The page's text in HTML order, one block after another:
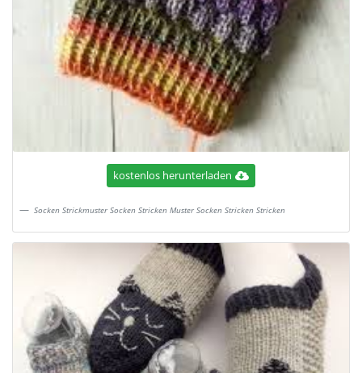
kostenlos herunterladen
Socken Strickmuster Socken Stricken Muster Socken Stricken Stricken